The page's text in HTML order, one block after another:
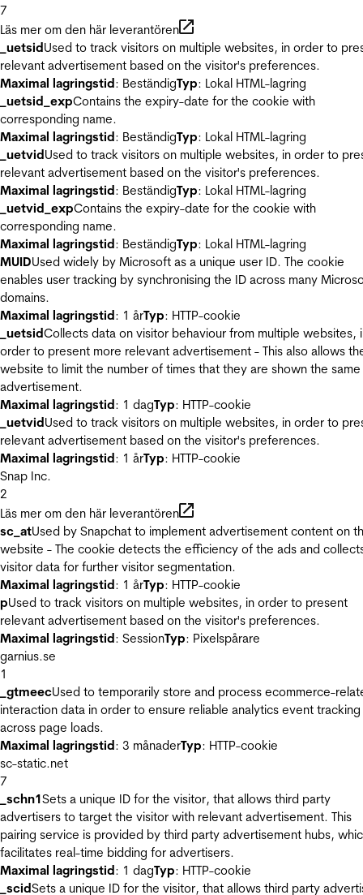
7
Läs mer om den här leverantören
_uetsidUsed to track visitors on multiple websites, in order to
relevant advertisement based on the visitor's preferences.
Maximal lagringstid: BeständigTyp: Lokal HTML-lagring
_uetsid_expContains the expiry-date for the cookie with
corresponding name.
Maximal lagringstid: BeständigTyp: Lokal HTML-lagring
_uetvidUsed to track visitors on multiple websites, in order to
relevant advertisement based on the visitor's preferences.
Maximal lagringstid: BeständigTyp: Lokal HTML-lagring
_uetvid_expContains the expiry-date for the cookie with
corresponding name.
Maximal lagringstid: BeständigTyp: Lokal HTML-lagring
MUIDUsed widely by Microsoft as a unique user ID. The cookie
enables user tracking by synchronising the ID across many
domains.
Maximal lagringstid: 1 årTyp: HTTP-cookie
_uetsidCollects data on visitor behaviour from multiple websites,
order to present more relevant advertisement - This also allows
website to limit the number of times that they are shown the same
advertisement.
Maximal lagringstid: 1 dagTyp: HTTP-cookie
_uetvidUsed to track visitors on multiple websites, in order to
relevant advertisement based on the visitor's preferences.
Maximal lagringstid: 1 årTyp: HTTP-cookie
Snap Inc.
2
Läs mer om den här leverantören
sc_atUsed by Snapchat to implement advertisement content on
website - The cookie detects the efficiency of the ads and
visitor data for further visitor segmentation.
Maximal lagringstid: 1 årTyp: HTTP-cookie
pUsed to track visitors on multiple websites, in order to present
relevant advertisement based on the visitor's preferences.
Maximal lagringstid: SessionTyp: Pixelspårare
garnius.se
1
_gtmeecUsed to temporarily store and process ecommerce-
interaction data in order to ensure reliable analytics event tracking
across page loads.
Maximal lagringstid: 3 månaderTyp: HTTP-cookie
sc-static.net
7
_schn1Sets a unique ID for the visitor, that allows third party
advertisers to target the visitor with relevant advertisement. This
pairing service is provided by third party advertisement hubs,
facilitates real-time bidding for advertisers.
Maximal lagringstid: 1 dagTyp: HTTP-cookie
_scidSets a unique ID for the visitor, that allows third party